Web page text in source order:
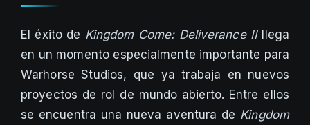
El éxito de Kingdom Come: Deliverance IIllega
en un momento especialmente importante para
Warhorse Studios, que ya trabaja en nuevos
proyectos de rol de mundo abierto. Entre ellos
se encuentra una nueva aventura de Kingdom